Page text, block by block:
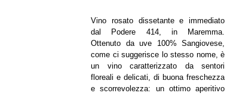
Vino rosato dissetante e immediato
dal Podere 414, in Maremma.
Ottenuto da uve 100% Sangiovese,
come ci suggerisce lo stesso nome, è
un vino caratterizzato da sentori
floreali e delicati, di buona freschezza
e scorrevolezza: un ottimo aperitivo